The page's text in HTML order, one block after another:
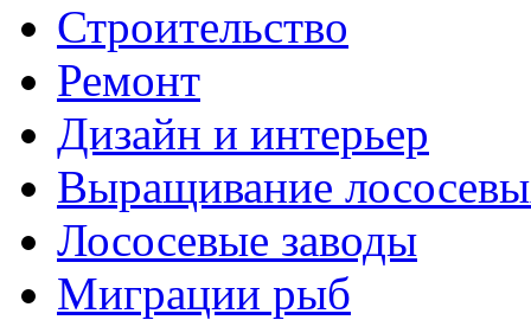
Строительство
Ремонт
Дизайн и интерьер
Выращивание
Лососевые заводы
Миграции рыб